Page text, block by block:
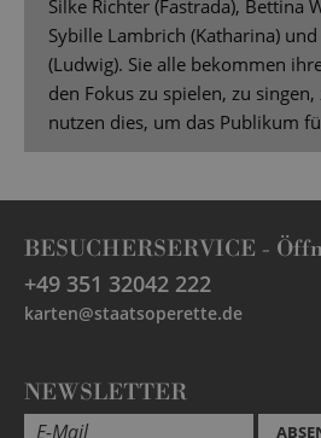
Silke Richter (Fastrada), Bettina
Sybille Lambrich (Katharina) und
(Ludwig). Sie alle bekommen
den Fokus zu spielen, zu
nutzen dies, um das Publikum
BESUCHERSERVICE -
+49 351 32042 222
karten@staatsoperette.de
NEWSLETTER